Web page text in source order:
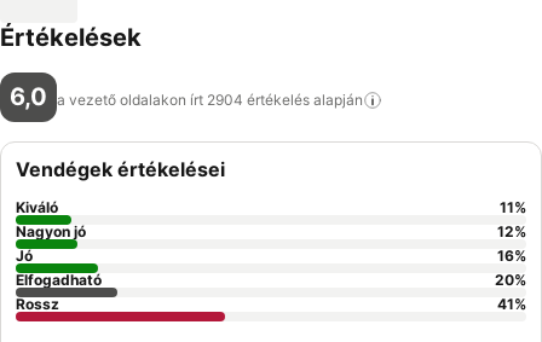
Értékelések
6,0 a vezető oldalakon írt 2904 értékelés alapján
Vendégek értékelései
Kiváló 11%
Nagyon jó
12%
Jó
16%
Elfogadható
20%
Rossz
41%